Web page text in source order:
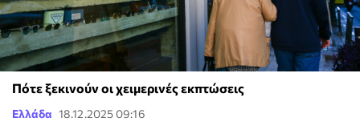
Πότε ξεκινούν οι χειμερινές εκπτώσεις
Ελλάδα 18.12.2025 09:16